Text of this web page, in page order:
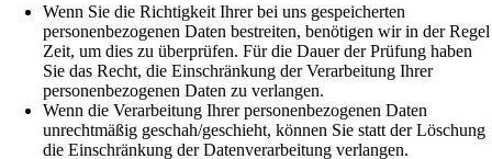
Wenn Sie die Richtigkeit Ihrer bei uns gespeicherten
personenbezogenen Daten bestreiten, benötigen wir in der Regel
Zeit, um dies zu überprüfen. Für die Dauer der Prüfung haben
Sie das Recht, die Einschränkung der Verarbeitung Ihrer
personenbezogenen Daten zu verlangen.
Wenn die Verarbeitung Ihrer personenbezogenen Daten
unrechtmäßig geschah/geschieht, können Sie statt der Löschung
die Einschränkung der Datenverarbeitung verlangen.